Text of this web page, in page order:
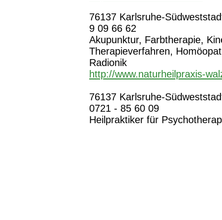
76137 Karlsruhe-
9 09 66 62
Akupunktur, Farbtherapie,
Therapieverfahren,
Radionik
http://www.naturheilpraxis-
76137 Karlsruhe-
0721 - 85 60 09
Heilpraktiker für